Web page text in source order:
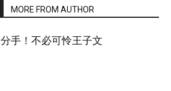
MORE FROM AUTHOR
手！不必可怜王子文